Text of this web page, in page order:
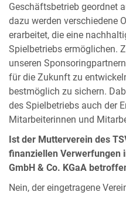
Geschäftsbetrieb geordnet
dazu werden verschiedene
erarbeitet, die eine
Spielbetriebs ermöglichen.
unseren
für die Zukunft zu
bestmöglich zu sichern.
des Spielbetriebs auch der
Mitarbeiterinnen und
Ist der Mutterverein des
finanziellen Verwerfungen
GmbH & Co. KGaA
Nein, der eingetragene